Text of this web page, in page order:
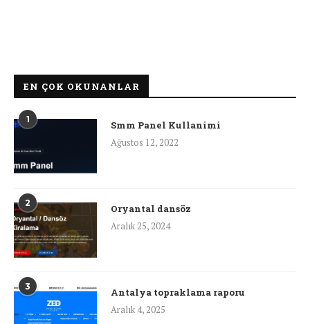
EN ÇOK OKUNANLAR
1
Smm Panel Kullanimi
Ağustos 12, 2022
2
Oryantal dansöz
Aralık 25, 2024
3
Antalya topraklama raporu
Aralık 4, 2025